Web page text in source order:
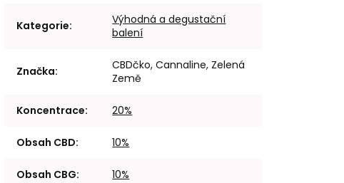
Kategorie:
Výhodná a degustační
balení
Značka:
CBDčko, Cannaline, Zelená
Země
Koncentrace: 20%
Obsah CBD: 10%
Obsah CBG: 10%